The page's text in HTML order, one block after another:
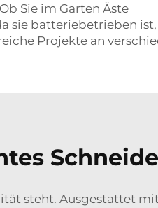
Sie im Garten Äste
sie batteriebetrieben ist,
Projekte an
steht. Ausgestattet